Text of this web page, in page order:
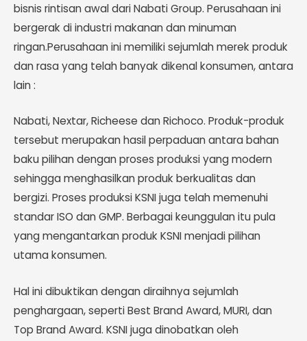
bisnis rintisan awal dari Nabati Group. Perusahaan ini
bergerak di industri makanan dan minuman
ringan.Perusahaan ini memiliki sejumlah merek produk
dan rasa yang telah banyak dikenal konsumen, antara
lain :
Nabati, Nextar, Richeese dan Richoco. Produk-produk
tersebut merupakan hasil perpaduan antara bahan
baku pilihan dengan proses produksi yang modern
sehingga menghasilkan produk berkualitas dan
bergizi. Proses produksi KSNI juga telah memenuhi
standar ISO dan GMP. Berbagai keunggulan itu pula
yang mengantarkan produk KSNI menjadi pilihan
utama konsumen.
Hal ini dibuktikan dengan diraihnya sejumlah
penghargaan, seperti Best Brand Award, MURI, dan
Top Brand Award. KSNI juga dinobatkan oleh